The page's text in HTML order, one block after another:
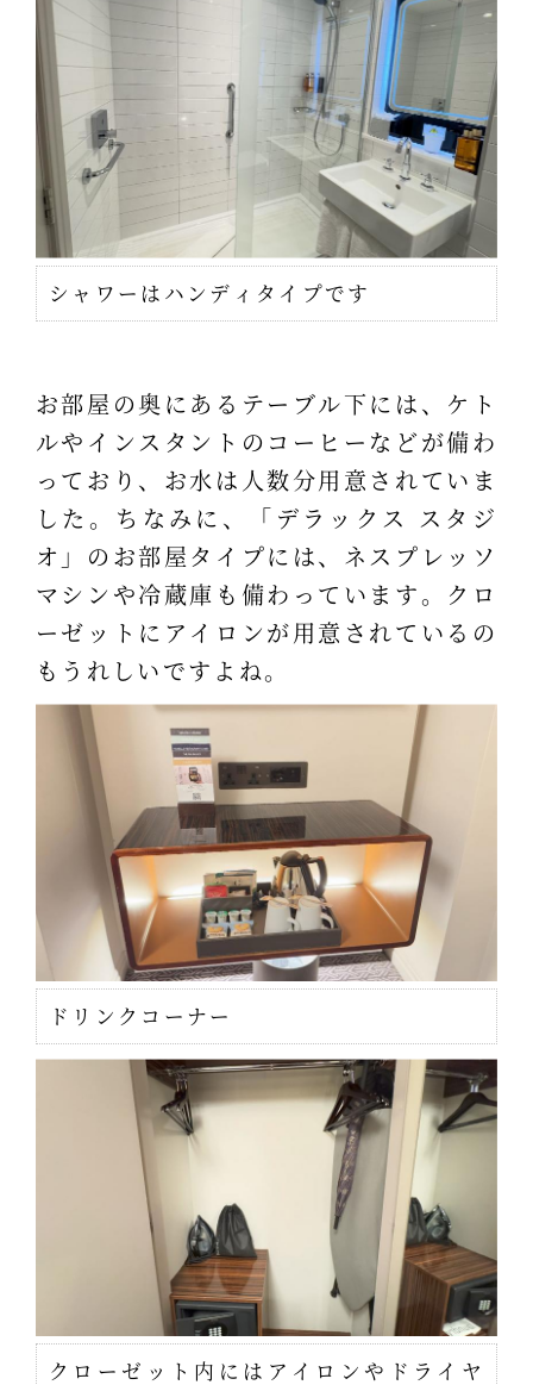
シャワーはハンディタイプです
お部屋の奥にあるテーブル下には、ケト
ルやインスタントのコーヒーなどが備わ
っており、お水は人数分用意されていま
した。ちなみに、「デラックス スタジ
オ」のお部屋タイプには、ネスプレッソ
マシンや冷蔵庫も備わっています。クロ
ーゼットにアイロンが用意されているの
もうれしいですよね。
ドリンクコーナー
クローゼット内にはアイロンやドライヤ